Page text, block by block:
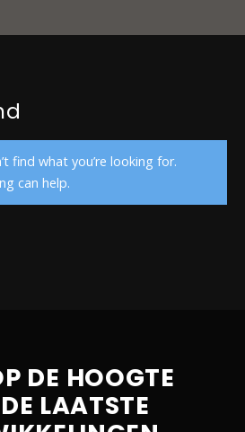
find what you’re looking for.
can help.
DE HOOGTE
LAATSTE